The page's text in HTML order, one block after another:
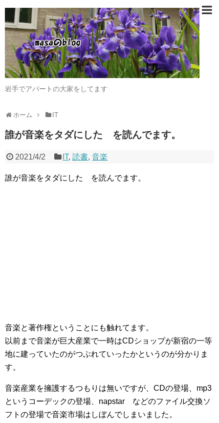
岩手でアパートの大家をしてます
ホーム IT
誰が音楽をタダにした を読んでます。
2021/4/2 IT,読書,音楽
誰が音楽をタダにした を読んでます。
音楽と著作権ということにも触れてます。
以前まで音楽が巨大産業で一時はCDショップが新宿の一等
地に建っていたのがつぶれていったかというのが分かりま
す。
音楽産業を擁護するつもりは無いですが、CDの登場、mp3
というコーデックの登場、napstar などのファイル交換ソ
フトの登場で音楽市場はしぼんでしまいました。